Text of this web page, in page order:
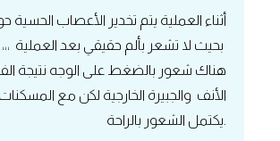
أثناء العملية يتم تخدير الأعصاب الحسية
بحيث لا تشعر بألم حقيقي بعد العملية
هناك شعور بالضغط على الوجه نتيجة
الأنف والجبيرة الخارجية لكن مع